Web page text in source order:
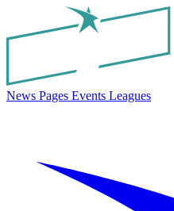
News Pages Events Leagues